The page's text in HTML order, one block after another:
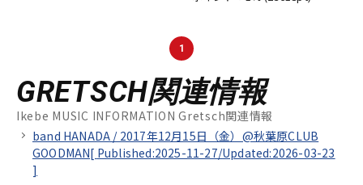
1
GRETSCH関連情報
Ikebe MUSIC INFORMATION Gretsch関連情報
band HANADA / 2017年12月15日（金）@秋葉原CLUB
GOODMAN[ Published:2025-11-27/Updated:2026-03-23
]